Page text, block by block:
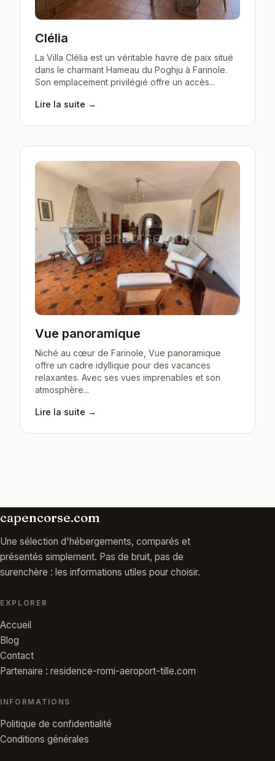
Clélia
La Villa Clélia est un véritable havre de paix situé
dans le charmant Hameau du Poghju à Farinole.
Son emplacement privilégié offre un accès...
Lire la suite →
Vue panoramique
Niché au cœur de Farinole, Vue panoramique
offre un cadre idyllique pour des vacances
relaxantes. Avec ses vues imprenables et son
atmosphère...
Lire la suite →
capencorse.com
Une sélection d'hébergements, comparés et
présentés simplement. Pas de bruit, pas de
surenchère : les informations utiles pour choisir.
EXPLORER
Accueil
Blog
Contact
Partenaire : residence-romi-aeroport-tille.com
INFORMATIONS
Politique de confidentialité
Conditions générales